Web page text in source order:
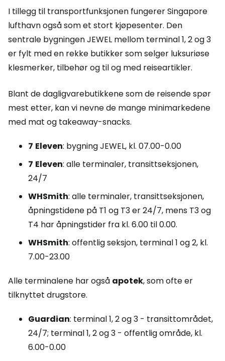
I tillegg til transportfunksjonen fungerer Singapore
lufthavn også som et stort kjøpesenter. Den
sentrale bygningenJEWEL mellom terminal 1, 2 og 3
er fylt med en rekke butikker som selger luksuriøse
klesmerker, tilbehør og til og med reiseartikler.
Blant de dagligvarebutikkene som de reisende spør
mest etter, kan vi nevne de mange minimarkedene
med mat og takeaway-snacks.
7 Eleven: bygningJEWEL, kl. 07.00-0.00
7 Eleven: alle terminaler, transittseksjonen,
24/7
WHSmith: alle terminaler, transittseksjonen,
åpningstidene på T1 og T3 er 24/7, mens T3 og
T4 har åpningstider fra kl. 6.00 til 0.00.
WHSmith: offentlig seksjon, terminal 1 og 2, kl.
7.00-23.00
Alle terminalene har også apotek, som ofte er
tilknyttet drugstore.
Guardian: terminal 1, 2 og 3 - transittområdet,
24/7; terminal 1, 2 og 3 - offentlig område, kl.
6.00-0.00